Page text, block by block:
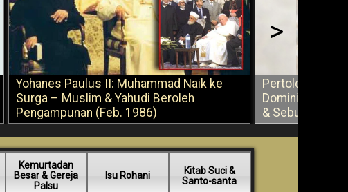
Yohanes Paulus II: Muhammad Naik ke
Surga – Muslim & Yahudi Beroleh
Pengampunan (Feb. 1986)
Pertolongan
Dominikus
& Sebuah Saran
>
Kemurtadan
Besar & Gereja
Palsu
Isu Rohani
Kitab Suci &
Santo-santa